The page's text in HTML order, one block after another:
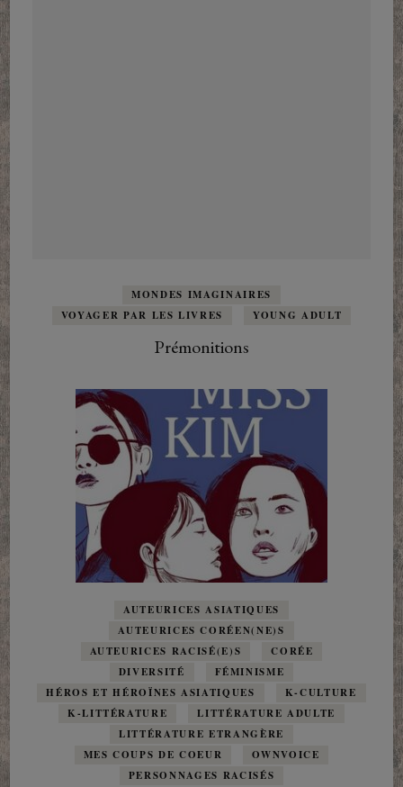
MONDES IMAGINAIRES
VOYAGER PAR LES LIVRES
YOUNG ADULT
Prémonitions
AUTEURICES ASIATIQUES
AUTEURICES CORÉEN(NE)S
AUTEURICES RACISÉ(E)S
CORÉE
DIVERSITÉ
FÉMINISME
HÉROS ET HÉROÏNES ASIATIQUES
K-CULTURE
K-LITTÉRATURE
LITTÉRATURE ADULTE
LITTÉRATURE ETRANGÈRE
MES COUPS DE COEUR
OWNVOICE
PERSONNAGES RACISÉS